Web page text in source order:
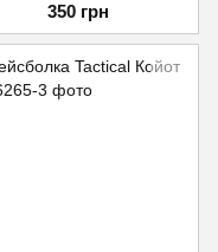
350 грн